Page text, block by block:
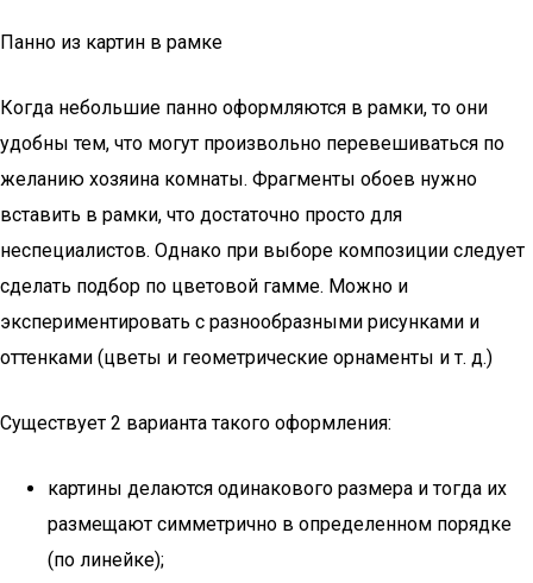
Панно из картин в рамке
Когда небольшие панно оформляются в рамки, то они
удобны тем, что могут произвольно перевешиваться по
желанию хозяина комнаты. Фрагменты обоев нужно
вставить в рамки, что достаточно просто для
неспециалистов. Однако при выборе композиции следует
сделать подбор по цветовой гамме. Можно и
экспериментировать с разнообразными рисунками и
оттенками (цветы и геометрические орнаменты и т. д.)
Существует 2 варианта такого оформления:
картины делаются одинакового размера и тогда их
размещают симметрично в определенном порядке
(по линейке);